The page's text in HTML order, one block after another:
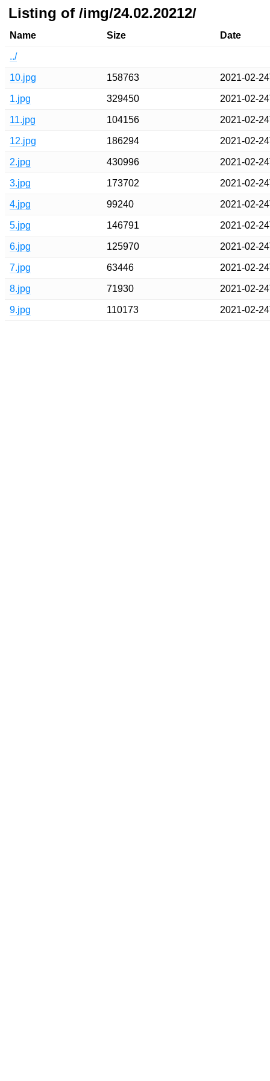
Listing of /img/24.02.20212/
Name Size Date
../
10.jpg 158763 2021-02-
1.jpg 329450 2021-02-
11.jpg 104156 2021-02-
12.jpg 186294 2021-02-
2.jpg 430996 2021-02-
3.jpg 173702 2021-02-
4.jpg 99240 2021-02-
5.jpg 146791 2021-02-
6.jpg 125970 2021-02-
7.jpg 63446 2021-02-
8.jpg 71930 2021-02-
9.jpg 110173 2021-02-